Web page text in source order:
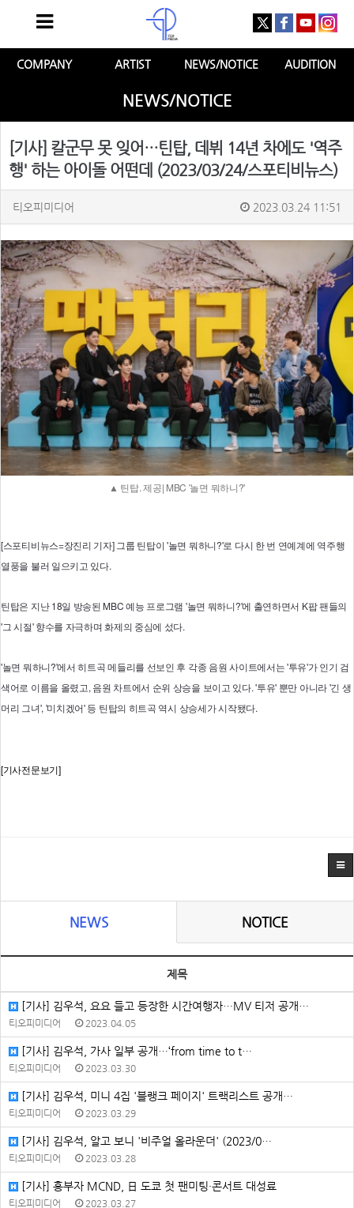
COMPANY ARTIST NEWS/NOTICE AUDITION
NEWS/NOTICE
[기사] 칼군무 못 잊어…틴탑, 데뷔 14년 차에도 '역주
행' 하는 아이돌 어떤데 (2023/03/24/스포티비뉴스)
티오피미디어 2023.03.24 11:51
▲ 틴탑. 제공| MBC '놀면 뭐하니?'
[스포티비뉴스=장진리 기자] 그룹 틴탑이 '놀면 뭐하니?'로 다시 한 번 연예계에 역주행
열풍을 불러 일으키고 있다.
틴탑은 지난 18일 방송된 MBC 예능 프로그램 '놀면 뭐하니?'에 출연하면서 K팝 팬들의
'그 시절' 향수를 자극하며 화제의 중심에 섰다.
'놀면 뭐하니?'에서 히트곡 메들리를 선보인 후 각종 음원 사이트에서는 '투유'가 인기 검
색어로 이름을 올렸고, 음원 차트에서 순위 상승을 보이고 있다. '투유' 뿐만 아니라 '긴 생
머리 그녀', '미치겠어' 등 틴탑의 히트곡 역시 상승세가 시작됐다.
[기사전문보기]
NEWS NOTICE
제목
[기사] 김우석, 요요 들고 등장한 시간여행자…MV 티저 공개…
티오피미디어 2023.04.05
[기사] 김우석, 가사 일부 공개…‘from time to t…
티오피미디어 2023.03.30
[기사] 김우석, 미니 4집 '블랭크 페이지' 트랙리스트 공개…
티오피미디어 2023.03.29
[기사] 김우석, 알고 보니 '비주얼 올라운더' (2023/0…
티오피미디어 2023.03.28
[기사] 흥부자 MCND, 日 도쿄 첫 팬미팅·콘서트 대성료
티오피미디어 2023.03.27